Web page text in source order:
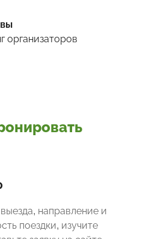
организаторов
направление и
поездки, изучите